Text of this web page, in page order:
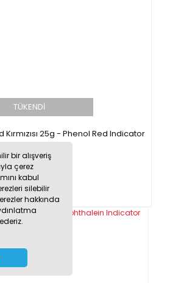
bir alışveriş
çerez
kabul
silebilir
hakkında
TÜKENDİ
Kırmızısı 25g - Phenol Red Indicator
TL